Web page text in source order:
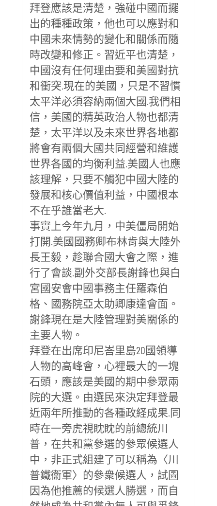
拜登應該是清楚，強碰中國而擺
出的種種政策，他也可以應對和
中國未來情勢的變化和關係而隨
時改變和修正。習近平也清楚，
中國沒有任何理由要和美國對抗
和衝突.現在的美國，只是不習慣
太平洋必須容納兩個大國.我們相
信，美國的精英政治人物也都清
楚，太平洋以及未來世界各地都
將會有兩個大國共同經營和維護
世界各國的均衡利益.美國人也應
該理解，只要不觸犯中國大陸的
發展和核心價值利益，中國根本
不在乎誰當老大.
事實上今年九月，中美僵局開始
打開.美國國務卿布林肯與大陸外
長王毅，趁聯合國大會之際，進
行了會談.副外交部長謝鋒也與白
宮國安會中國事務主任羅森伯
格、國務院亞太助卿康達會面。
謝鋒現在是大陸管理對美關係的
主要人物。
拜登在出席印尼峇里島20國領導
人物的高峰會，心裡最大的一塊
石頭，應該是美國的期中參眾兩
院的大選。由選民來決定拜登最
近兩年所推動的各種政経成果.同
時在一旁虎視眈眈的前總統川
普，在共和黨參選的參眾候選人
中，非正式組建了可以稱為〈川
普鐵衞軍〉的參衆候選人，試圖
因為他推薦的候選人勝選，而自